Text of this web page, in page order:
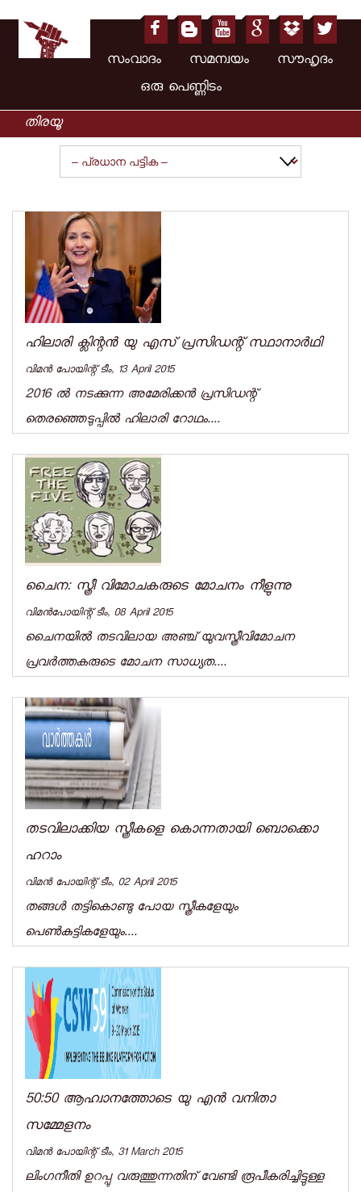
സംവാദം സമന്വയം സൗഹൃദം
ഒരു പെണ്ണിടം
ഹിലാരി ക്ലിന്റന്‍ യു എസ് പ്രസിഡന്റ് സ്ഥാനാര്‍ഥി
വിമന്‍ പോയിന്റ് ടീം, 13 April 2015
2016 ല്‍ നടക്കുന്ന അമേരിക്കന്‍ പ്രസിഡന്റ്
തെരഞ്ഞെടുപ്പില്‍ ഹിലാരി റോഥം....
ചൈന: സ്ത്രീ വിമോചകരുടെ മോചനം നീളുന്നു
വിമന്‍പോയിന്റ് ടീം, 08 April 2015
ചൈനയില്‍ തടവിലായ അഞ്ച് യുവസ്ത്രീവിമോചന
പ്രവര്‍ത്തകരുടെ മോചന സാധ്യത....
തടവിലാക്കിയ സ്ത്രീകളെ കൊന്നതായി ബൊക്കൊ
ഹറാം
വിമന്‍ പോയിന്റ് ടീം, 02 April 2015
തങ്ങള്‍ തട്ടികൊണ്ടു പോയ സ്ത്രീകളേയും
പെണ്‍കുട്ടികളേയും....
50:50 ആഹ്വാനത്തോടെ യു എന്‍ വനിതാ
സമ്മേളനം
വിമന്‍ പോയിന്റ് ടീം, 31 March 2015
ലിംഗനീതി ഉറപ്പു വരുത്തുന്നതിന്‌ വേണ്ടി രൂപീകരിച്ചിട്ടുള്ള